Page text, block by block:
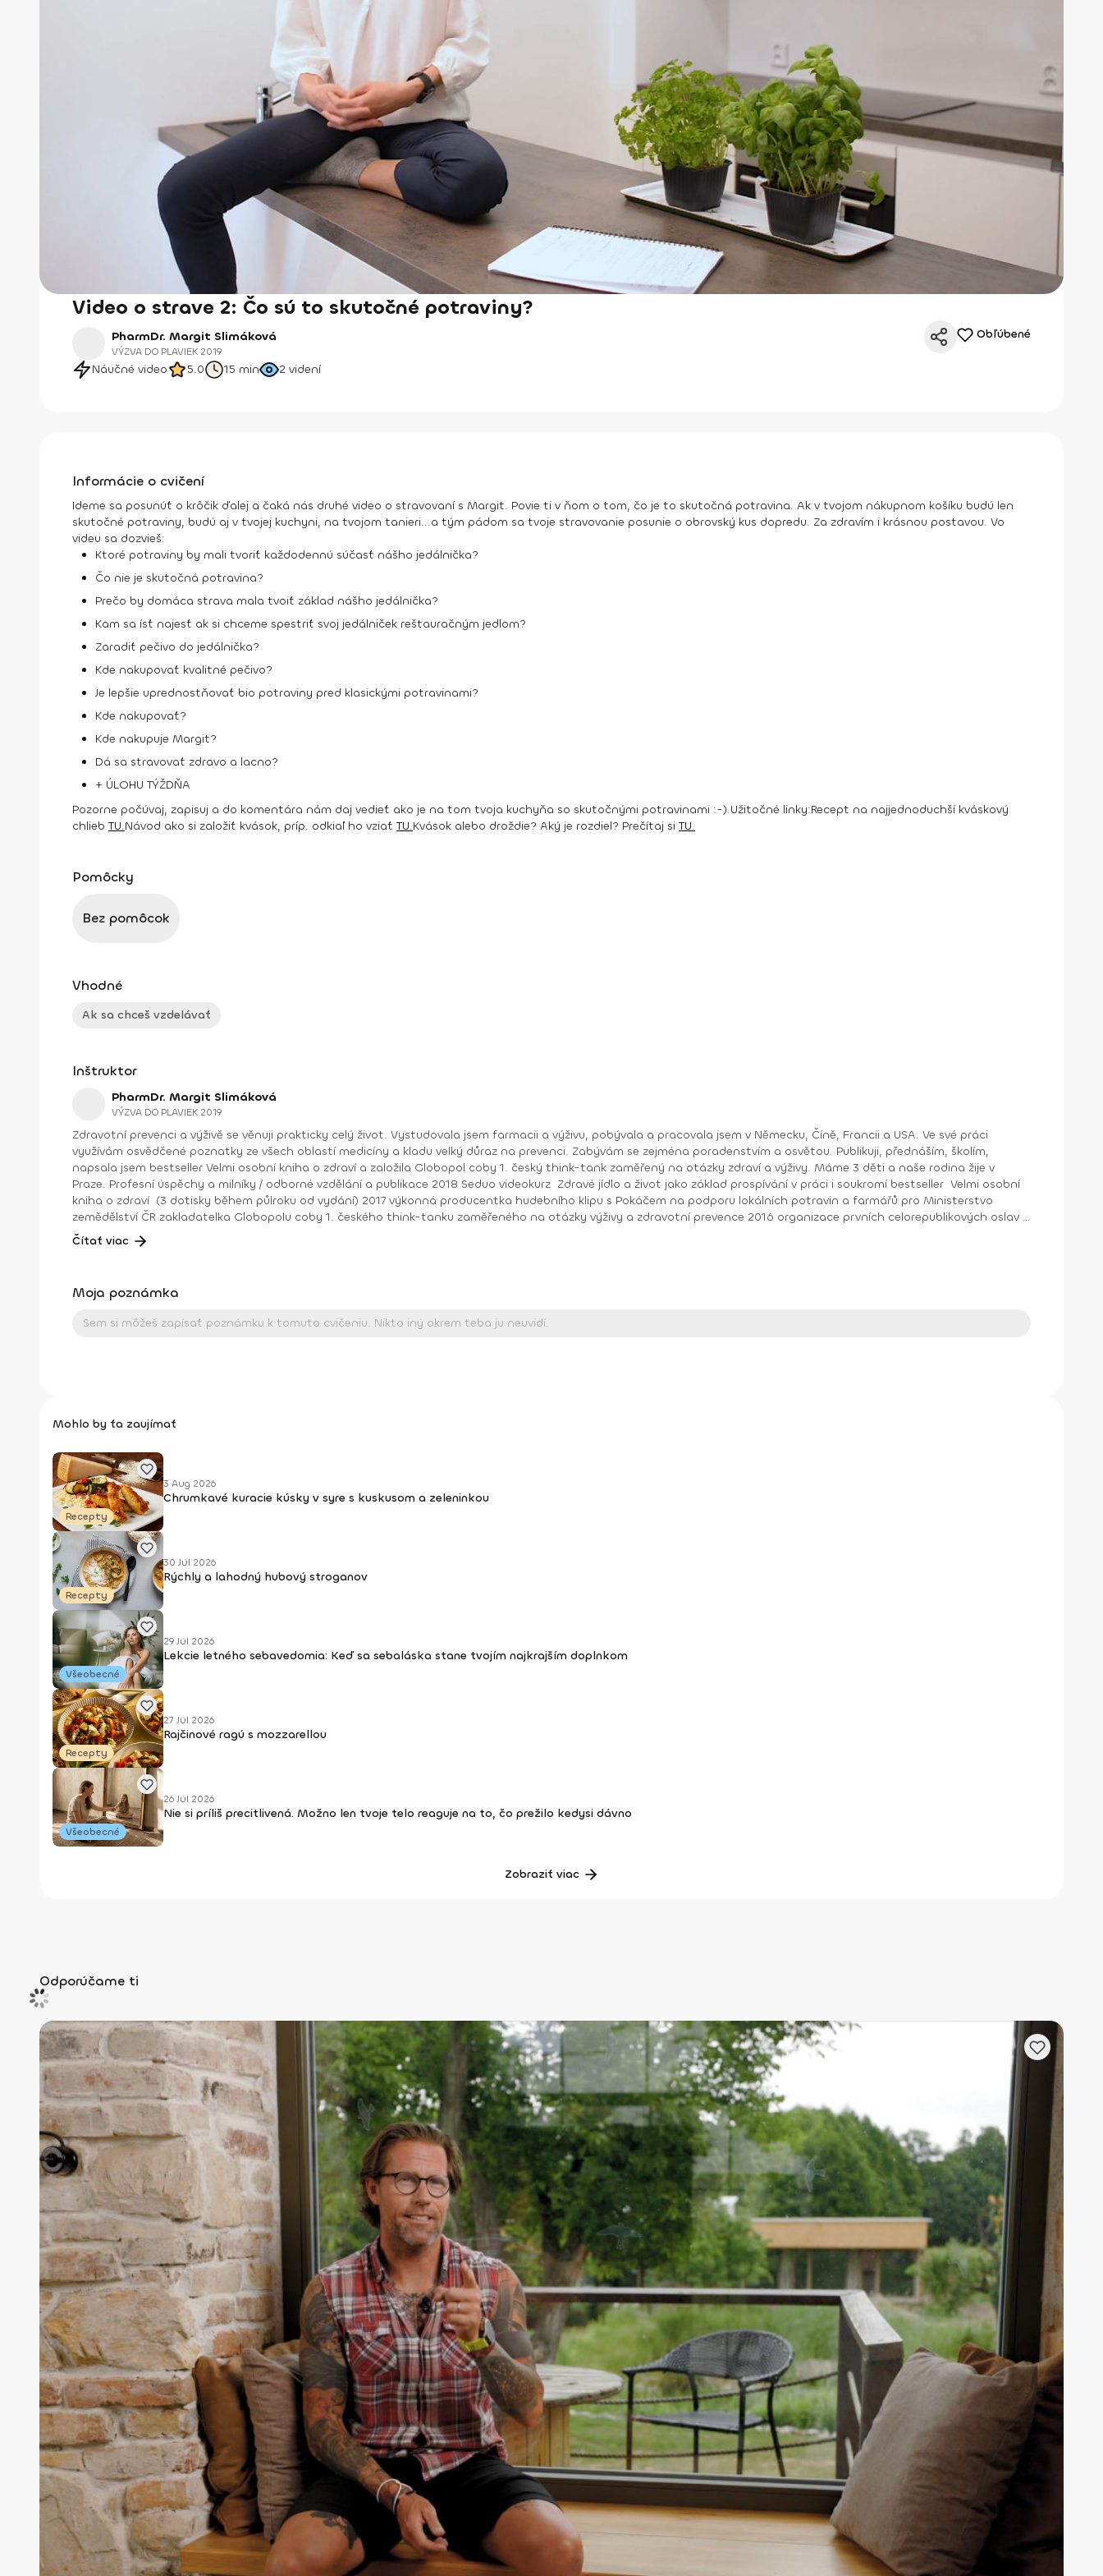
Video o strave 2: Čo sú to skutočné potraviny?
PharmDr. Margit Slimáková
VÝZVA DO PLAVIEK 2019
Náučné video 5.0 15 min 2 videní
Obľúbené
Informácie o cvičení
Ideme sa posunúť o krôčik ďalej a čaká nás druhé video o stravovaní s Margit. Povie ti v ňom o tom, čo je to skutočná potravina. Ak v tvojom nákupnom košíku budú len
skutočné potraviny, budú aj v tvojej kuchyni, na tvojom tanieri...a tým pádom sa tvoje stravovanie posunie o obrovský kus dopredu. Za zdravím i krásnou postavou. Vo
videu sa dozvieš:
Ktoré potraviny by mali tvoriť každodennú súčasť nášho jedálnička?
Čo nie je skutočná potravina?
Prečo by domáca strava mala tvoiť základ nášho jedálnička?
Kam sa ísť najesť ak si chceme spestriť svoj jedálniček reštauračným jedlom?
Zaradiť pečivo do jedálnička?
Kde nakupovať kvalitné pečivo?
Je lepšie uprednostňovať bio potraviny pred klasickými potravinami?
Kde nakupovať?
Kde nakupuje Margit?
Dá sa stravovať zdravo a lacno?
+ ÚLOHU TÝŽDŇA
Pozorne počúvaj, zapisuj a do komentára nám daj vedieť ako je na tom tvoja kuchyňa so skutočnými potravinami :-).Užitočné linky:Recept na najjednoduchší kváskový
chlieb TU.Návod ako si založiť kvások, príp. odkiaľ ho vziať TU.Kvások alebo droždie? Aký je rozdiel? Prečítaj si TU.
Pomôcky
Bez pomôcok
Vhodné
Ak sa chceš vzdelávať
Inštruktor
PharmDr. Margit Slimáková
VÝZVA DO PLAVIEK 2019
Zdravotní prevenci a výživě se věnuji prakticky celý život. Vystudovala jsem farmacii a výživu, pobývala a pracovala jsem v Německu, Číně, Francii a USA. Ve své práci
využívám osvědčené poznatky ze všech oblastí medicíny a kladu velký důraz na prevenci. Zabývám se zejména poradenstvím a osvětou. Publikuji, přednáším, školím,
napsala jsem bestseller Velmi osobní kniha o zdraví a založila Globopol coby 1. český think-tank zaměřený na otázky zdraví a výživy. Máme 3 děti a naše rodina žije v
Praze. Profesní úspěchy a milníky / odborné vzdělání a publikace 2018 Seduo videokurz Zdravé jídlo a život jako základ prospívání v práci i soukromí bestseller Velmi osobní
kniha o zdraví (3 dotisky během půlroku od vydání) 2017 výkonná producentka hudebního klipu s Pokáčem na podporu lokálních potravin a farmářů pro Ministerstvo
zemědělství ČR zakladatelka Globopolu coby 1. českého think-tanku zaměřeného na otázky výživy a zdravotní prevence 2016 organizace prvních celorepublikových oslav
Food Revolution Day se zapojením 50 škol a firem včetně produkce videohitu a akce na Náplavce v Cargo Gallery 2015 status nejvlivnější české expertky v oblasti zdravého
životního stylu, zdravé výživy a přístupu ke zdravotní péči podle Mapy sociálních inovátorů, kterou sestavila mezinárodní organizace Ashoka na základě rozsáhlého
13 evropských jazycích 2012 zveřejnění výživového doporučení Zdravý talíř coby náhrady zastaralé pyramidy lektorování a odborná garance rozsáhlého projektu Přirozená
péče o zdraví dětí 2011 akreditace MŠMT ČR na kurzy přirozené péče o zdraví dětí pro pedagogy 2010 přednášky o výživě pro studenty Dalian American International
School (Čína) spolupráce na úspěšné knize BioAbecedář Hanky Zemanové (SmartPress) úspěšné ukončení 5letého doktorandského Ph.D. studia a disertační práce na
(klinická studie) 1992, studijní pobyt na ekologické farmě společnosti Country Life (Francie) 1984–1988, studium Střední zdravotní školy v Brně Facebook:
Čítať viac
Moja poznámka
Mohlo by ťa zaujímať
Recepty
3 Aug 2026
Chrumkavé kuracie kúsky v syre s kuskusom a zeleninkou
Recepty
30 Júl 2026
Rýchly a lahodný hubový stroganov
Všeobecné
29 Júl 2026
Lekcie letného sebavedomia: Keď sa sebaláska stane tvojím najkrajším doplnkom
Recepty
27 Júl 2026
Rajčinové ragú s mozzarellou
Všeobecné
26 Júl 2026
Nie si príliš precitlivená. Možno len tvoje telo reaguje na to, čo prežilo kedysi dávno
Zobraziť viac
Odporúčame ti